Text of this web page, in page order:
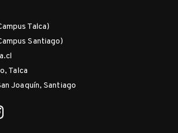
Talca)
Santiago)
Talca
Joaquín, Santiago